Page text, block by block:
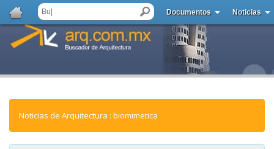
Documentos Noticias
Noticias de Arquitectura : biomimetica